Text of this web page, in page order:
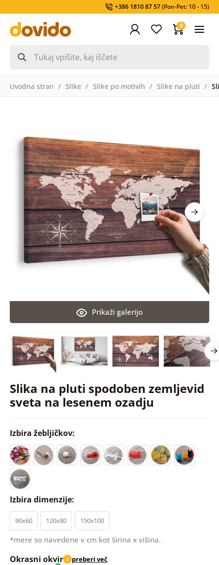
+386 1810 87 57(Pon-Pet: 10 - 15)
0
Uvodna stran Slike Slike po motivih Slike na pluti
Slika na pluti spodoben zemljevid
sveta na lesenem ozadju
Prikaži galerijo
Izbira žebljičkov:
Izbira dimenzije:
90x60 120x80 150x100
*mere so navedene v cm kot širina x višina.
Okrasni okvir i preberi več